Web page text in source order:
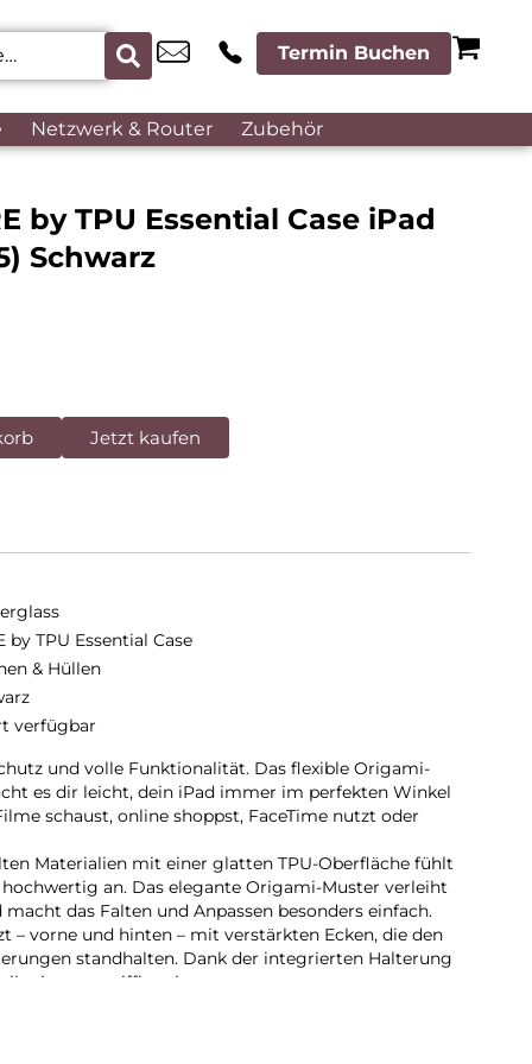
Termin Buchen
Netzwerk & Router Zubehör
by TPU Essential Case iPad
Schwarz
Jetzt kaufen
by TPU Essential Case
& Hüllen
verfügbar
und volle Funktionalität. Das flexible Origami-
es dir leicht, dein iPad immer im perfekten Winkel
schaust, online shoppst, FaceTime nutzt oder
Materialien mit einer glatten TPU-Oberfläche fühlt
an. Das elegante Origami-Muster verleiht
das Falten und Anpassen besonders einfach.
– vorne und hinten – mit verstärkten Ecken, die den
standhalten. Dank der integrierten Halterung
ihn immer griffbereit.